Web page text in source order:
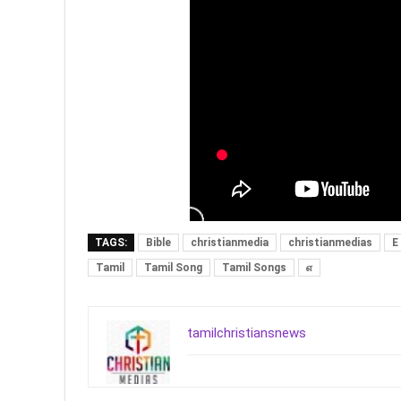
TAGS: Bible christianmedia christianmedias E
Tamil
Tamil Song Tamil Songs எ
tamilchristiansnews